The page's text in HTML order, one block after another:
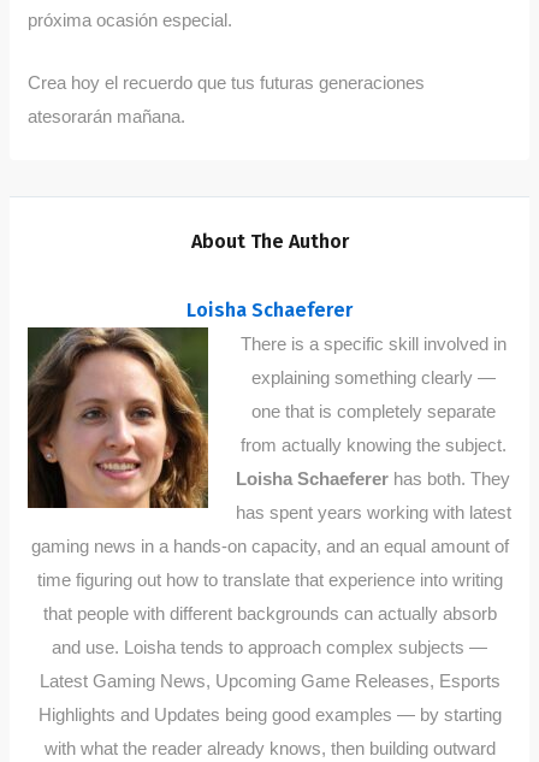
próxima ocasión especial.
Crea hoy el recuerdo que tus futuras generaciones
atesorarán mañana.
About The Author
Loisha Schaeferer
There is a specific skill involved in
explaining something clearly —
one that is completely separate
from actually knowing the subject.
Loisha Schaeferer has both. They
has spent years working with latest
gaming news in a hands-on capacity, and an equal amount of
time figuring out how to translate that experience into writing
that people with different backgrounds can actually absorb
and use. Loisha tends to approach complex subjects —
Latest Gaming News, Upcoming Game Releases, Esports
Highlights and Updates being good examples — by starting
with what the reader already knows, then building outward